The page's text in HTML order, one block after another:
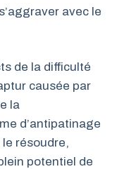
avec le
de la difficulté
causée par
la
d’antipatinage
résoudre,
potentiel de